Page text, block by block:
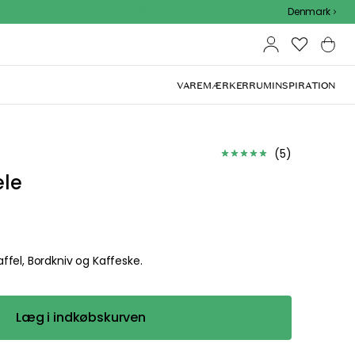
Denmark
VAREMÆRKERRUMINSPIRATION
(5)
Bordkniv og Kaffeske.
Læg i indkøbskurven